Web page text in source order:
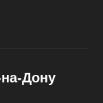
Дону